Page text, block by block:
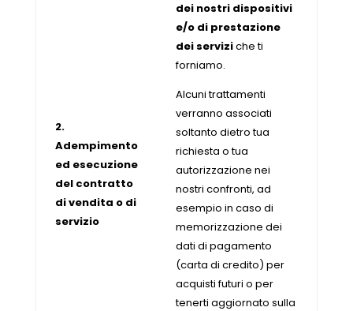
2.
Adempimento
ed esecuzione
del contratto
di vendita o di
servizio
dei nostri dispositivi
e/o di prestazione
dei serviziche ti
forniamo.
Alcuni trattamenti
verranno associati
soltanto dietro tua
richiesta o tua
autorizzazione nei
nostri confronti, ad
esempio in caso di
memorizzazione dei
dati di pagamento
(carta di credito) per
acquisti futuri o per
tenerti aggiornato sulla